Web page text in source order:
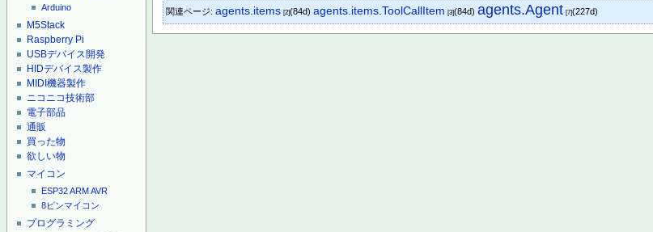
Arduino
M5Stack
Raspberry Pi
USBデバイス開発
HIDデバイス製作
MIDI機器製作
ニコニコ技術部
電子部品
通販
買った物
欲しい物
マイコン
ESP32ARMAVR
8ピンマイコン
プログラミング
関連ページ:agents.items [2](84d)agents.items.ToolCallItem [3](84d)agents.Agent [7](227d)